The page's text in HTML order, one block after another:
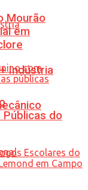
Indústria
Mourão
em
do